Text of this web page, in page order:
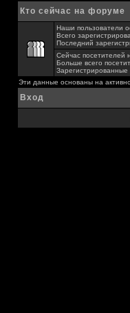
Кто сейчас на форуме
Наши пользователи
Всего
Последний
Сейчас посетителей
Больше всего
Зарегистрированные
Эти данные основаны на
Вход